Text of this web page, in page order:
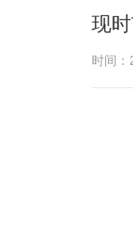
现
时间